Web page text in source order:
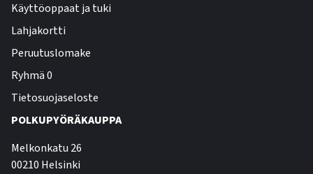
Käyttöoppaat ja tuki
Lahjakortti
Peruutuslomake
Ryhmä 0
Tietosuojaseloste
POLKUPYÖRÄKAUPPA
Melkonkatu 26
00210 Helsinki